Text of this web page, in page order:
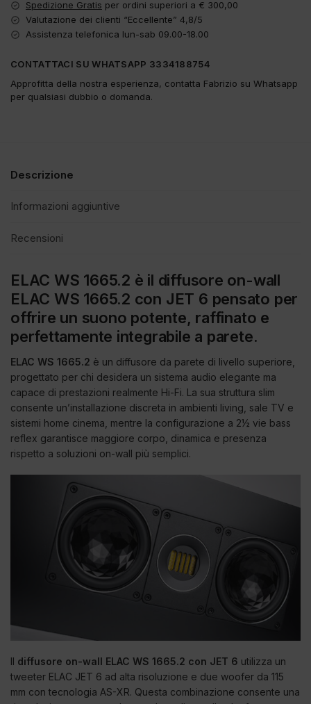
Spedizione Gratis per ordini superiori a € 300,00
Valutazione dei clienti “Eccellente” 4,8/5
Assistenza telefonica lun-sab 09.00-18.00
CONTATTACI SU WHATSAPP 3334188754
Approfitta della nostra esperienza, contatta Fabrizio su Whatsapp
per qualsiasi dubbio o domanda.
Descrizione
Informazioni aggiuntive
Recensioni
ELAC WS 1665.2 è il diffusore on-wall
ELAC WS 1665.2 con JET 6 pensato per
offrire un suono potente, raffinato e
perfettamente integrabile a parete.
ELAC WS 1665.2 è un diffusore da parete di livello superiore,
progettato per chi desidera un sistema audio elegante ma
capace di prestazioni realmente Hi-Fi. La sua struttura slim
consente un’installazione discreta in ambienti living, sale TV e
sistemi home cinema, mentre la configurazione a 2½ vie bass
reflex garantisce maggiore corpo, dinamica e presenza
rispetto a soluzioni on-wall più semplici.
Il diffusore on-wall ELAC WS 1665.2 con JET 6 utilizza un
tweeter ELAC JET 6 ad alta risoluzione e due woofer da 115
mm con tecnologia AS-XR. Questa combinazione consente una